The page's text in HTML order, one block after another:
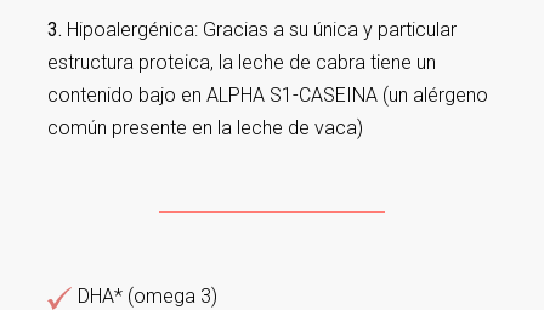
3. Hipoalergénica: Gracias a su única y particular
estructura proteica, la leche de cabra tiene un
contenido bajo en ALPHA S1-CASEINA (un alérgeno
común presente en la leche de vaca)
DHA* (omega 3)